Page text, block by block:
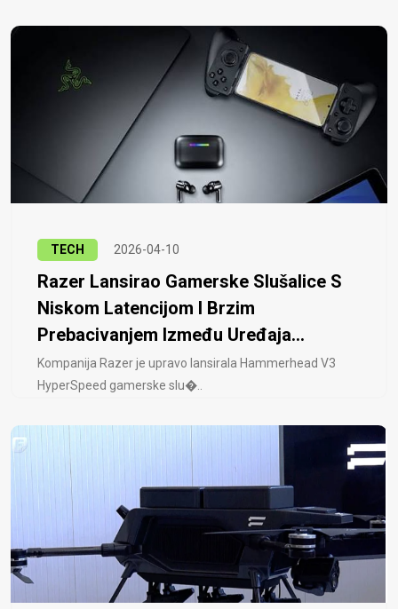
TECH 2026-04-10
Razer Lansirao Gamerske Slušalice S
Niskom Latencijom I Brzim
Prebacivanjem Između Uređaja...
Kompanija Razer je upravo lansirala Hammerhead V3
HyperSpeed ​​gamerske slu�..